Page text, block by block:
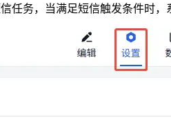
务，当满足短信触发条件时